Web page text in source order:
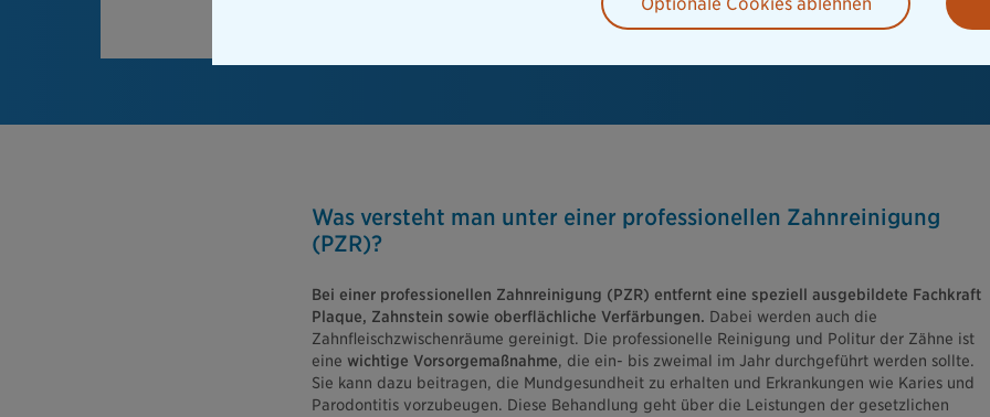
Was versteht man unter einer professionellen Zahnreinigung
(PZR)?
Bei einer professionellen Zahnreinigung (PZR) entfernt eine speziell ausgebildete Fachkraft
Plaque, Zahnstein sowie oberflächliche Verfärbungen. Dabei werden auch die
Zahnfleischzwischenräume gereinigt. Die professionelle Reinigung und Politur der Zähne ist
eine wichtige Vorsorgemaßnahme, die ein- bis zweimal im Jahr durchgeführt werden sollte.
Sie kann dazu beitragen, die Mundgesundheit zu erhalten und Erkrankungen wie Karies und
Parodontitis vorzubeugen. Diese Behandlung geht über die Leistungen der gesetzlichen